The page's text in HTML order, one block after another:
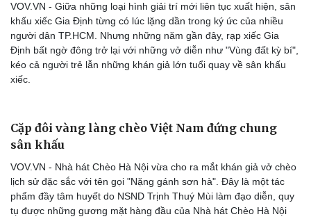
Kể chuyện cho bé
Hạt giống tâm hồn
VOV.VN - Giữa những loại hình giải trí mới liên tục xuất hiện, sân
khấu xiếc Gia Định từng có lúc lặng dần trong ký ức của nhiều
người dân TP.HCM. Nhưng những năm gần đây, rạp xiếc Gia
Định bất ngờ đông trở lại với những vở diễn như "Vùng đất kỳ bí",
kéo cả người trẻ lẫn những khán giả lớn tuổi quay về sân khấu
xiếc.
Cặp đôi vàng làng chèo Việt Nam đứng chung
sân khấu
VOV.VN - Nhà hát Chèo Hà Nội vừa cho ra mắt khán giả vở chèo
lịch sử đặc sắc với tên gọi "Nặng gánh sơn hà". Đây là một tác
phẩm đầy tâm huyết do NSND Trịnh Thuý Mùi làm đạo diễn, quy
tụ được những gương mặt hàng đầu của Nhà hát Chèo Hà Nội